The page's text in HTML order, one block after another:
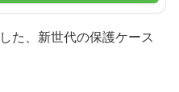
た、新世代の保護ケース